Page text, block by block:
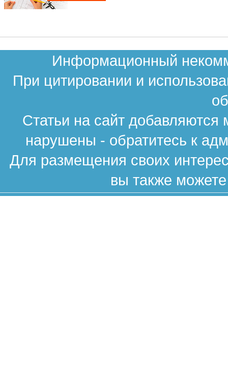
Информационный
При цитировании и
Статьи на сайт
нарушены - обратитесь к
Для размещения своих
вы также